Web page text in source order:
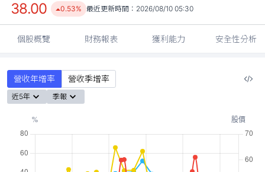
38.00 0.53% 最近更新時間： 2026/08/10 05:30
個股概覽 財務報表 獲利能力 安全性分析
營收年增率 營收季增率
近5年 季報